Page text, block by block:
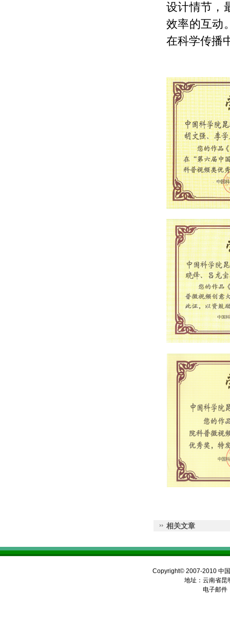
设计情节，
效率的互动
在科学传播
相关文章
Copyright© 2007-2010 中
地址：云南省昆
电子邮